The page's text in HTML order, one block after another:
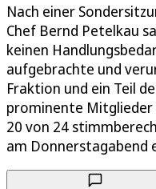
Nach einer
Chef Bernd Petelkau
keinen
aufgebrachte und
Fraktion und ein Teil
prominente
20 von 24
am Donnerstagabend